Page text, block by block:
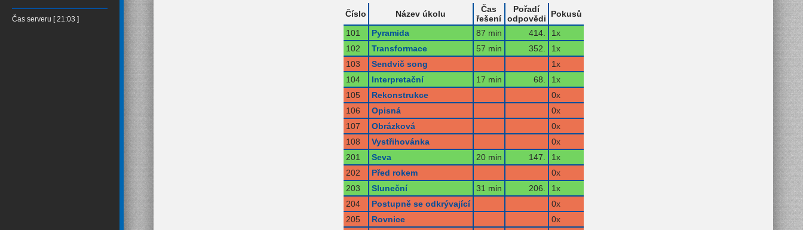
Čas serveru [ 21:03 ]
Číslo Název úkolu
Čas
řešení
Pořadí
odpovědi
Pokusů
101
Pyramida 87 min 414.
1x
102
Transformace 57 min 352.
1x
103
Sendvič song
1x
104
Interpretační 17 min 68.
1x
105
Rekonstrukce
0x
106
Opisná
0x
107
Obrázková
0x
108
Vystřihovánka
0x
201
Seva 20 min 147.
1x
202
Před rokem
0x
203
Sluneční 31 min 206.
1x
204
Postupně se odkrývající
0x
205
Rovnice
0x